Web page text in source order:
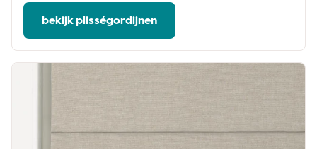
bekijk plisségordijnen